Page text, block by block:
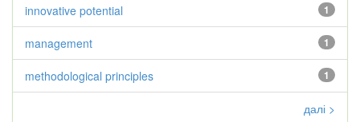
1
innovative potential
1
management
1
methodological principles
далі >